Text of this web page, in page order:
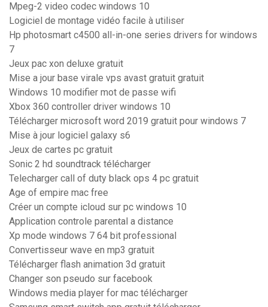
Mpeg-2 video codec windows 10
Logiciel de montage vidéo facile à utiliser
Hp photosmart c4500 all-in-one series drivers for windows
7
Jeux pac xon deluxe gratuit
Mise a jour base virale vps avast gratuit gratuit
Windows 10 modifier mot de passe wifi
Xbox 360 controller driver windows 10
Télécharger microsoft word 2019 gratuit pour windows 7
Mise à jour logiciel galaxy s6
Jeux de cartes pc gratuit
Sonic 2 hd soundtrack télécharger
Telecharger call of duty black ops 4 pc gratuit
Age of empire mac free
Créer un compte icloud sur pc windows 10
Application controle parental a distance
Xp mode windows 7 64 bit professional
Convertisseur wave en mp3 gratuit
Télécharger flash animation 3d gratuit
Changer son pseudo sur facebook
Windows media player for mac télécharger